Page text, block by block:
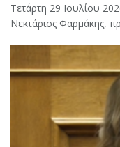
Τετάρτη 29 Ιουλίου
Νεκτάριος Φαρμάκης,